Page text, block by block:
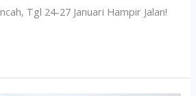
Tgl 24-27 Januari Hampir Jalan!